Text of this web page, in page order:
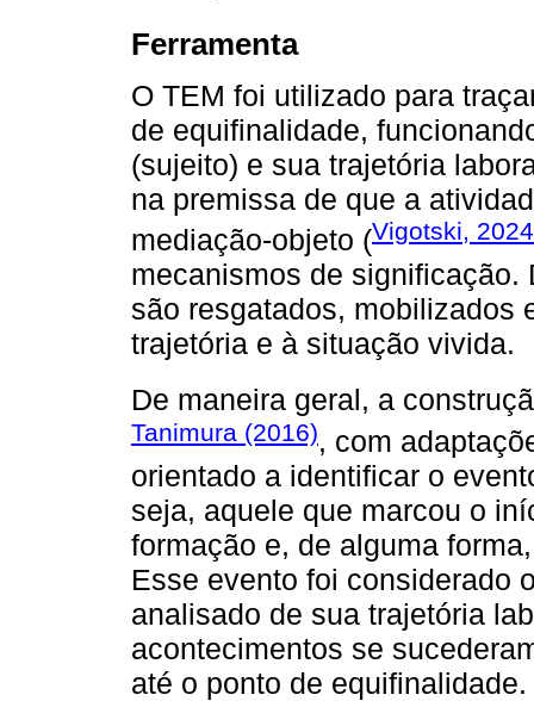
Ferramenta
O TEM foi utilizado para
de equifinalidade,
(sujeito) e sua trajetória
na premissa de que a
mediação-objeto (Vigotski, 2024
mecanismos de
são resgatados, mobilizados
trajetória e à situação vivida.
De maneira geral, a
Tanimura (2016), com
orientado a identificar o
seja, aquele que marcou o
formação e, de alguma
Esse evento foi considerado
analisado de sua trajetória
acontecimentos se
até o ponto de equifinalidade.